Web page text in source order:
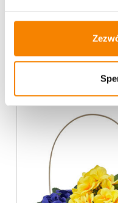
Więcej z kategorii